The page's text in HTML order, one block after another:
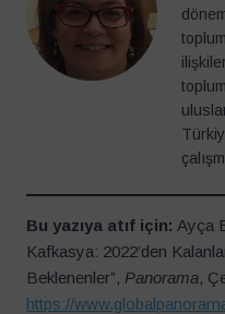
Bu yazıya atıf için: Ayça
Kafkasya: 2022’den
Beklenenler”, Panorama,
https://